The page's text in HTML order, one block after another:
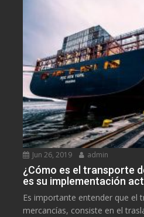
Jun 26, 2019 admin
¿Cómo es el transporte
es su implementación
Es importante entender que el
mercancías, consiste en el